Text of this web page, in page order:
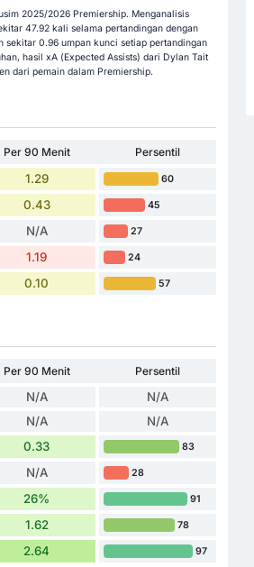
2025/2026 Premiership. Menganalisis
47.92 kali selama pertandingan dengan
sekitar 0.96 umpan kunci setiap pertandingan
hasil xA (Expected Assists) dari Dylan Tait
dari pemain dalam Premiership.
Per 90 Menit
Persentil
1.29 60
0.43 45
N/A 27
1.19 24
0.10 57
Per 90 Menit
Persentil
N/A N/A
N/A N/A
0.33 83
N/A 28
26% 91
1.62 78
2.64 97